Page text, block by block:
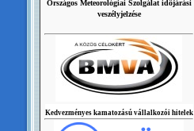
Országos Meteorológiai Szolgálat időjárási
veszélyjelzése
Kedvezményes kamatozású vállalkozói hitelek